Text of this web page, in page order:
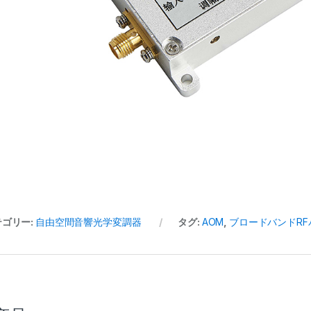
リー: 自由空間音響光学変調器 タグ: AOM ブロードバンド